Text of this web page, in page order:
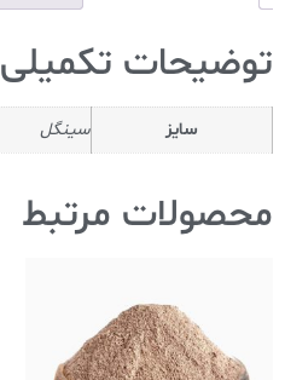
توضیحات تکمیلی
سایز سینگل
محصولات مرتبط